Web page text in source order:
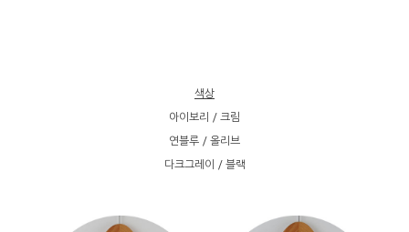
색상
아이보리 / 크림
연블루 / 올리브
다크그레이 / 블랙